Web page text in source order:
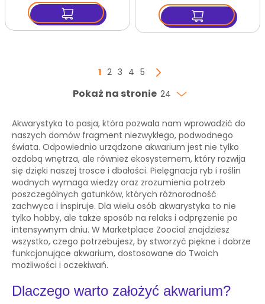
Strona
Aktualnie czytasz stronę
1 Strona
2 Strona
3 Strona
4 Strona
5
Pokaż na stronie 24
Akwarystyka to pasja, która pozwala nam wprowadzić do
naszych domów fragment niezwykłego, podwodnego
świata. Odpowiednio urządzone akwarium jest nie tylko
ozdobą wnętrza, ale również ekosystemem, który rozwija
się dzięki naszej trosce i dbałości. Pielęgnacja ryb i roślin
wodnych wymaga wiedzy oraz zrozumienia potrzeb
poszczególnych gatunków, których różnorodność
zachwyca i inspiruje. Dla wielu osób akwarystyka to nie
tylko hobby, ale także sposób na relaks i odprężenie po
intensywnym dniu. W Marketplace Zoocial znajdziesz
wszystko, czego potrzebujesz, by stworzyć piękne i dobrze
funkcjonujące akwarium, dostosowane do Twoich
możliwości i oczekiwań.
Dlaczego warto założyć akwarium?